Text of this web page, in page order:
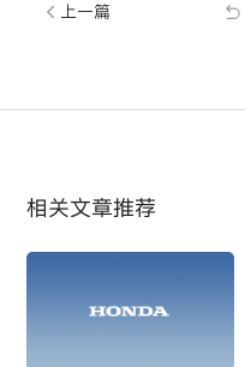
上一篇
相关文章推荐